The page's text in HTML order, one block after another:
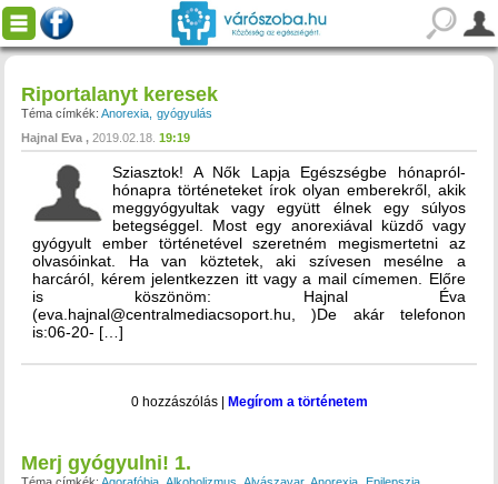
Riportalanyt keresek
Téma címkék: Anorexia
gyógyulás
Hajnal Eva
2019.02.18. 19:19
Sziasztok! A Nők Lapja Egészségbe hónapról-
hónapra történeteket írok olyan emberekről, akik
meggyógyultak vagy együtt élnek egy súlyos
betegséggel. Most egy anorexiával küzdő vagy
gyógyult ember történetével szeretném megismertetni az
olvasóinkat. Ha van köztetek, aki szívesen mesélne a
harcáról, kérem jelentkezzen itt vagy a mail címemen. Előre
is köszönöm: Hajnal Éva
(eva.hajnal@centralmediacsoport.hu, )De akár telefonon
is:06-20- […]
0 hozzászólás| Megírom a történetem
Merj gyógyulni! 1.